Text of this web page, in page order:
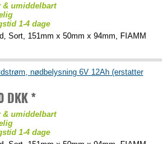
& umiddelbart
1-4 dage
Sort, 151mm x 50mm x 94mm, FIAMM
nødbelysning 6V 12Ah (erstatter
DKK *
& umiddelbart
1-4 dage